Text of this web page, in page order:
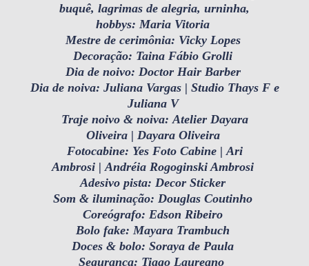
buquê, lagrimas de alegria, urninha,
hobbys: Maria Vitoria
Mestre de cerimônia: Vicky Lopes
Decoração: Taina Fábio Grolli
Dia de noivo: Doctor Hair Barber
Dia de noiva: Juliana Vargas| Studio Thays F e
Juliana V
Traje noivo & noiva: Atelier Dayara
Oliveira| Dayara Oliveira
Fotocabine: Yes Foto Cabine| Ari
Ambrosi | Andréia Rogoginski Ambrosi
Adesivo pista: Decor Sticker
Som & iluminação: Douglas Coutinho
Coreógrafo: Edson Ribeiro
Bolo fake: Mayara Trambuch
Doces & bolo: Soraya de Paula
Segurança: Tiago Laureano